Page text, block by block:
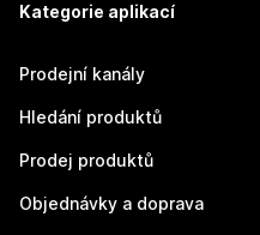
Kategorie aplikací
Prodejní kanály
Hledání produktů
Prodej produktů
Objednávky a doprava